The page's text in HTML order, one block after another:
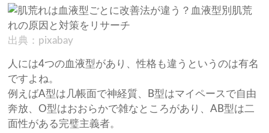
出典：pixabay
人には4つの血液型があり、性格も違うというのは有名
ですよね。
例えばA型は几帳面で神経質、B型はマイペースで自由
奔放、O型はおおらかで雑なところがあり、AB型は二
面性がある完璧主義者。